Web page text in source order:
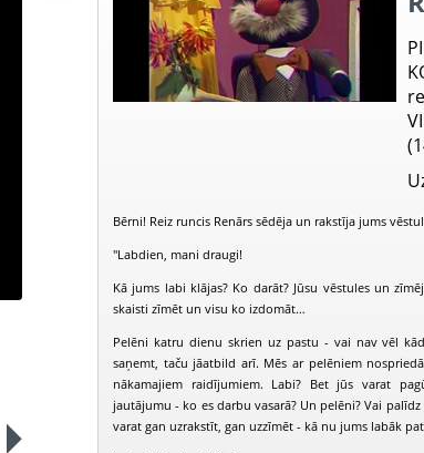
Bērni! Reiz runcis Renārs sēdēja un rakstīja jums
"Labdien, mani draugi!
Kā jums labi klājas? Ko darāt? Jūsu vēstules un
skaisti zīmēt un visu ko izdomāt…
Pelēni katru dienu skrien uz pastu - vai nav vēl
saņemt, taču jāatbild arī. Mēs ar pelēniem
nākamajiem raidījumiem. Labi? Bet jūs varat
jautājumu - ko es darbu vasarā? Un pelēni? Vai
varat gan uzrakstīt, gan uzzīmēt - kā nu jums labāk